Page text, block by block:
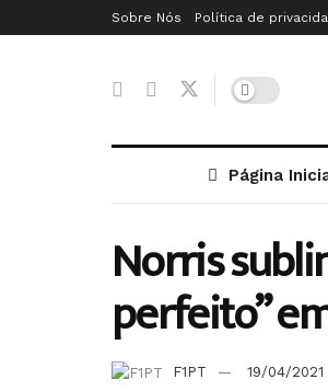
Sobre Nós Política de
Página
Norris
perfeito”
F1PT 19/04/2021